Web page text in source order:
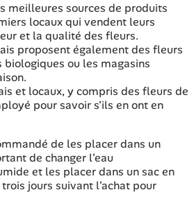
meilleures sources de produits
locaux qui vendent leurs
et la qualité des fleurs.
proposent également des fleurs
ou les magasins
et locaux, y compris des fleurs de
pour savoir s'ils en ont en
de les placer dans un
de changer l'eau
et les placer dans un sac en
jours suivant l'achat pour